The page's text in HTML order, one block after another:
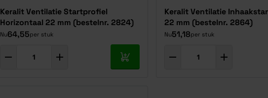
Keralit Ventilatie Startprofiel
Horizontaal 22 mm (bestelnr. 2824)
Nu64,55per stuk
In mijn winkelwagen
Keralit Ventilatie
22 mm (bestelnr. 2864)
Nu51,18per stuk